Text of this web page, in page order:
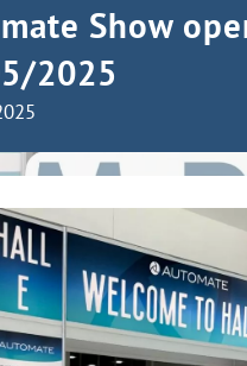
Show
2025